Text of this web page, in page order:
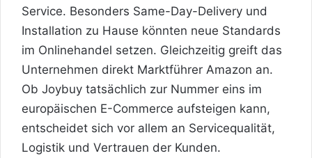
Service. Besonders Same-Day-Delivery und
Installation zu Hause könnten neue Standards
im Onlinehandel setzen. Gleichzeitig greift das
Unternehmen direkt Marktführer Amazon an.
Ob Joybuy tatsächlich zur Nummer eins im
europäischen E-Commerce aufsteigen kann,
entscheidet sich vor allem an Servicequalität,
Logistik und Vertrauen der Kunden.